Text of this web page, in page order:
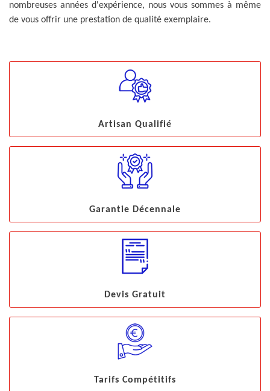
nombreuses années d'expérience, nous vous sommes à même
de vous offrir une prestation de qualité exemplaire.
Artisan Qualifié
Garantie Décennale
Devis Gratuit
Tarifs Compétitifs